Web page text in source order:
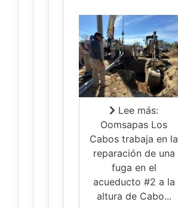
Lee más:
Oomsapas Los
Cabos trabaja en la
reparación de una
fuga en el
acueducto #2 a la
altura de Cabo...